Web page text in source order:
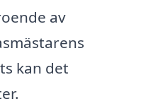
av
kan det